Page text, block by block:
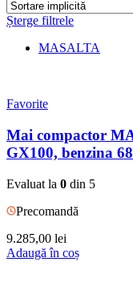
Șterge filtrele
MASALTA
Favorite
Mai compactor
GX100, benzina
Evaluat la 0 din 5
Precomandă
9.285,00 lei
Adaugă în coș